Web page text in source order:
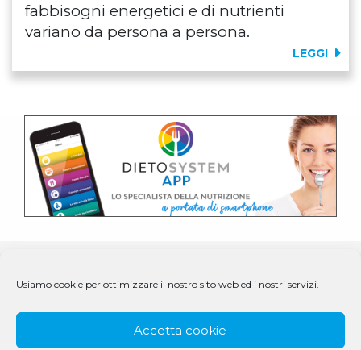
Usiamo cookie per ottimizzare il nostro sito web ed i nostri servizi.
Accetta cookie
fabbisogni energetici e di nutrienti
variano da persona a persona.
LEGGI